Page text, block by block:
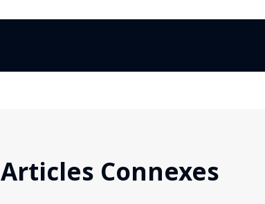
Articles Connexes